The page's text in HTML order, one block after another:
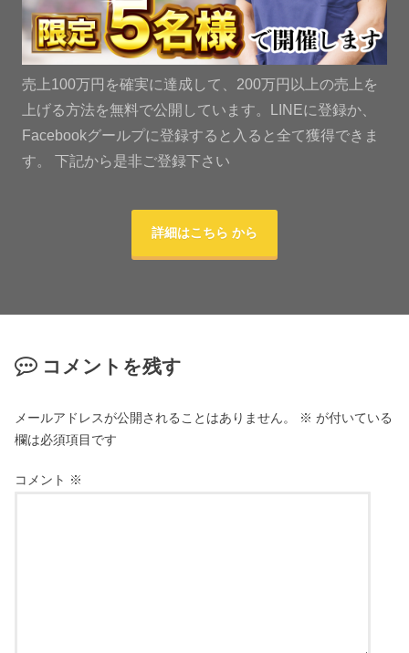
売上100万円を確実に達成して、200万円以上の売上を
上げる方法を無料で公開しています。LINEに登録か、
Facebookグールプに登録すると入ると全て獲得できま
す。 下記から是非ご登録下さい
詳細はこちら から
コメントを残す
メールアドレスが公開されることはありません。 ※ が付いている
欄は必須項目です
コメント ※